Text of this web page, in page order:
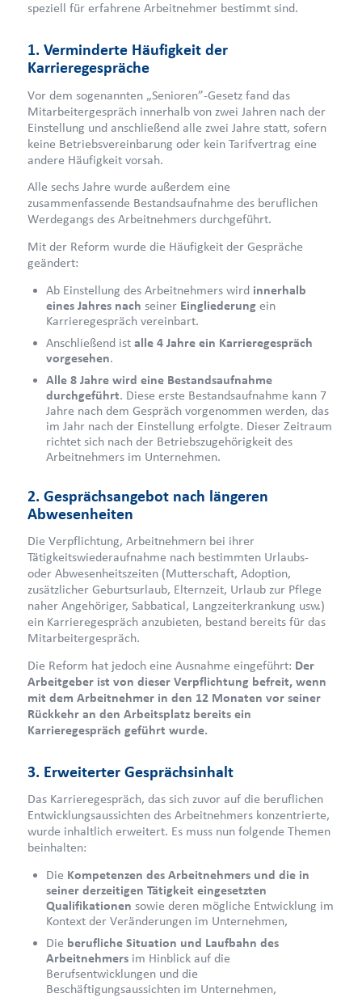
speziell für erfahrene Arbeitnehmer bestimmt sind.
1. Verminderte Häufigkeit der
Karrieregespräche
Vor dem sogenannten „Senioren”-Gesetz fand das
Mitarbeitergespräch innerhalb von zwei Jahren nach der
Einstellung und anschließend alle zwei Jahre statt, sofern
keine Betriebsvereinbarung oder kein Tarifvertrag eine
andere Häufigkeit vorsah.
Alle sechs Jahre wurde außerdem eine
zusammenfassende Bestandsaufnahme des beruflichen
Werdegangs des Arbeitnehmers durchgeführt.
Mit der Reform wurde die Häufigkeit der Gespräche
geändert:
Ab Einstellung des Arbeitnehmers wird innerhalb
eines Jahres nach seinerEingliederungein
Karrieregespräch vereinbart.
Anschließend ist alle 4 Jahre ein Karrieregespräch
vorgesehen.
Alle 8 Jahre wird eine Bestandsaufnahme
durchgeführt. Diese erste Bestandsaufnahme kann 7
Jahre nach dem Gespräch vorgenommen werden, das
im Jahr nach der Einstellung erfolgte. Dieser Zeitraum
richtet sich nach der Betriebszugehörigkeit des
Arbeitnehmers im Unternehmen.
2. Gesprächsangebot nach längeren
Abwesenheiten
Die Verpflichtung, Arbeitnehmern bei ihrer
Tätigkeitswiederaufnahme nach bestimmten Urlaubs-
oder Abwesenheitszeiten (Mutterschaft, Adoption,
zusätzlicher Geburtsurlaub, Elternzeit, Urlaub zur Pflege
naher Angehöriger, Sabbatical, Langzeiterkrankung usw.)
ein Karrieregespräch anzubieten, bestand bereits für das
Mitarbeitergespräch.
Die Reform hat jedoch eine Ausnahme eingeführt: Der
Arbeitgeber ist von dieser Verpflichtung befreit, wenn
mit dem Arbeitnehmer in den 12 Monaten vor seiner
Rückkehr an den Arbeitsplatz bereits ein
Karrieregespräch geführt wurde.
3. Erweiterter Gesprächsinhalt
Das Karrieregespräch, das sich zuvor auf die beruflichen
Entwicklungsaussichten des Arbeitnehmers konzentrierte,
wurde inhaltlich erweitert. Es muss nun folgende Themen
beinhalten:
Die Kompetenzen des Arbeitnehmers und die in
seiner derzeitigen Tätigkeit eingesetzten
Qualifikationen sowie deren mögliche Entwicklung im
Kontext der Veränderungen im Unternehmen,
Die berufliche Situation und Laufbahn des
Arbeitnehmersim Hinblick auf die
Berufsentwicklungen und die
Beschäftigungsaussichten im Unternehmen,